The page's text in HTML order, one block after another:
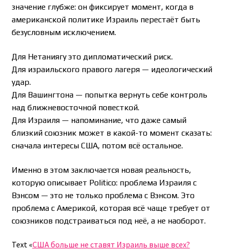
значение глубже: он фиксирует момент, когда в
американской политике Израиль перестаёт быть
безусловным исключением.
Для Нетаниягу это дипломатический риск.
Для израильского правого лагеря — идеологический
удар.
Для Вашингтона — попытка вернуть себе контроль
над ближневосточной повесткой.
Для Израиля — напоминание, что даже самый
близкий союзник может в какой-то момент сказать:
сначала интересы США, потом всё остальное.
Именно в этом заключается новая реальность,
которую описывает Politico: проблема Израиля с
Вэнсом — это не только проблема с Вэнсом. Это
проблема с Америкой, которая всё чаще требует от
союзников подстраиваться под неё, а не наоборот.
Text «США больше не ставят Израиль выше всех?